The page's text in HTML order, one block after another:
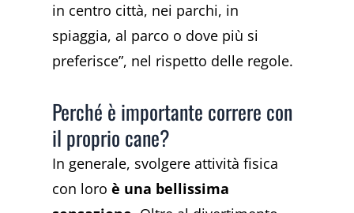
in centro città, nei parchi, in
spiaggia, al parco o dove più si
preferisce”, nel rispetto delle regole.
Perché è importante correre con
il proprio cane?
In generale, svolgere attività fisica
con loroè una bellissima